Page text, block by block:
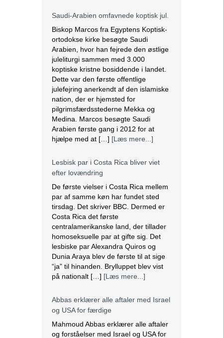
Saudi-Arabien omfavnede koptisk jul.
Biskop Marcos fra Egyptens Koptisk-
ortodokse kirke besøgte Saudi
Arabien, hvor han fejrede den østlige
juleliturgi sammen med 3.000
koptiske kristne bosiddende i landet.
Dette var den første offentlige
julefejring anerkendt af den islamiske
nation, der er hjemsted for
pilgrimsfærdsstederne Mekka og
Medina. Marcos besøgte Saudi
Arabien første gang i 2012 for at
hjælpe med at […] [Læs mere...]
Lesbisk par i Costa Rica bliver viet
efter lovændring
De første vielser i Costa Rica mellem
par af samme køn har fundet sted
tirsdag. Det skriver BBC. Dermed er
Costa Rica det første
centralamerikanske land, der tillader
homoseksuelle par at gifte sig. Det
lesbiske par Alexandra Quiros og
Dunia Araya blev de første til at sige
“ja” til hinanden. Brylluppet blev vist
på nationalt […] [Læs mere...]
Abbas erklærer alle aftaler med Israel
og USA for færdige
Mahmoud Abbas erklærer alle aftaler
og forståelser med Israel og USA for